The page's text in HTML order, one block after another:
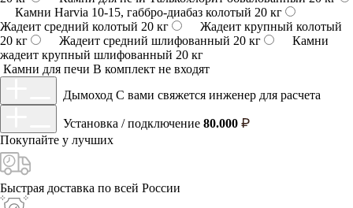
Камни Harvia 10-15, габбро-диабаз колотый 20 кг
Жадеит средний колотый 20 кг
Жадеит крупный колотый
20 кг
Жадеит средний шлифованный 20 кг
Камни
жадеит крупный шлифованный 20 кг
Камни для печи В комплект не входят
Дымоход С вами свяжется инженер для расчета
Установка / подключение 80.000
Покупайте у лучших
Быстрая доставка по всей России